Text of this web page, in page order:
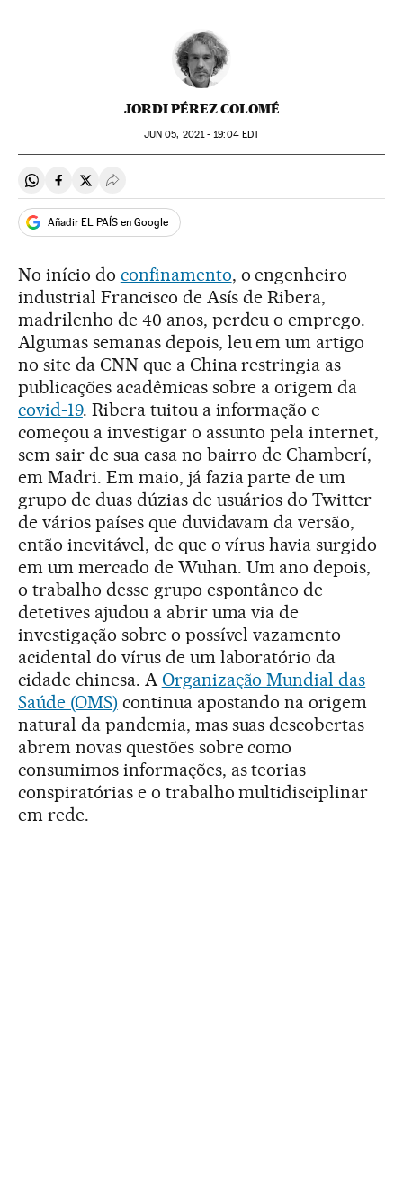
JORDI PÉREZ COLOMÉ
JUN 05, 2021 - 19:04EDT
Compartir en Whatsapp
Compartir en Facebook
Compartir en Twitter
Desplegar Redes Sociales
Añadir EL PAÍS en Google
No início do confinamento, o engenheiro
industrial Francisco de Asís de Ribera,
madrilenho de 40 anos, perdeu o emprego.
Algumas semanas depois, leu em um artigo
no site da CNN que a China restringia as
publicações acadêmicas sobre a origem da
covid-19. Ribera tuitou a informação e
começou a investigar o assunto pela internet,
sem sair de sua casa no bairro de Chamberí,
em Madri. Em maio, já fazia parte de um
grupo de duas dúzias de usuários do Twitter
de vários países que duvidavam da versão,
então inevitável, de que o vírus havia surgido
em um mercado de Wuhan. Um ano depois,
o trabalho desse grupo espontâneo de
detetives ajudou a abrir uma via de
investigação sobre o possível vazamento
acidental do vírus de um laboratório da
cidade chinesa. A Organização Mundial das
Saúde (OMS) continua apostando na origem
natural da pandemia, mas suas descobertas
abrem novas questões sobre como
consumimos informações, as teorias
conspiratórias e o trabalho multidisciplinar
em rede.